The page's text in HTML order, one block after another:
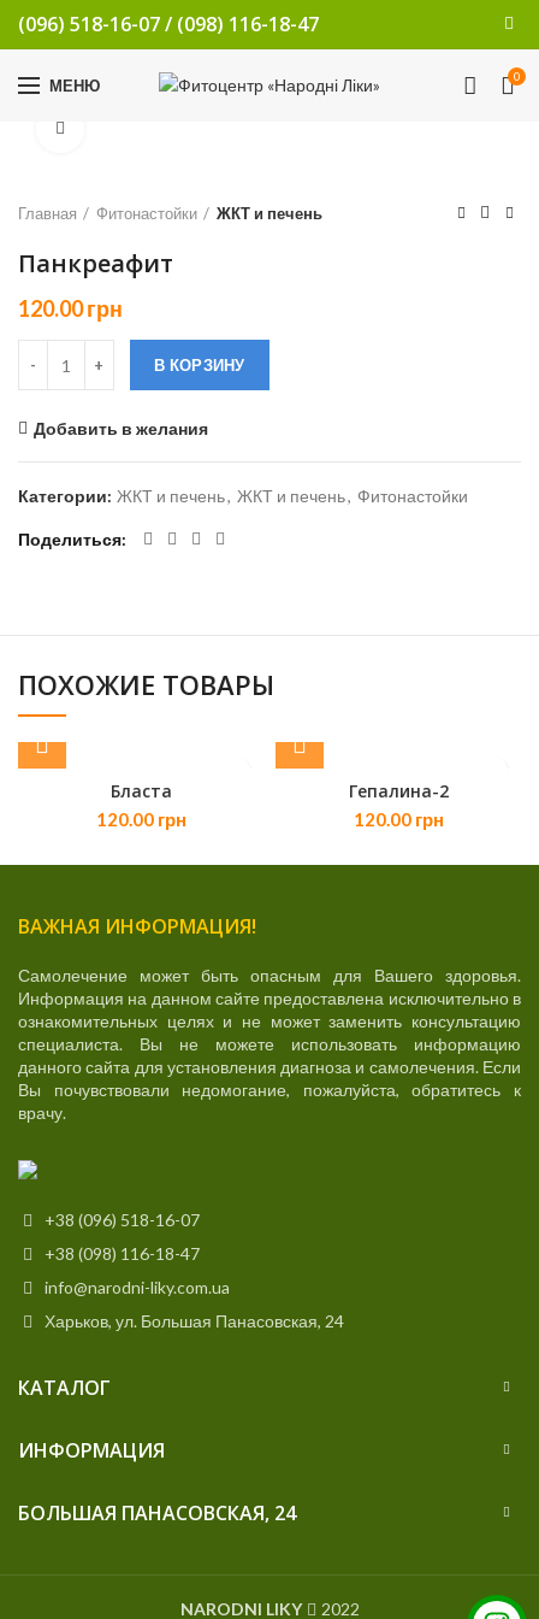
(096) 518-16-07/ (098) 116-18-47
МЕНЮ 0
Главная Фитонастойки ЖКТ и печень
Панкреафит
120.00грн
В КОРЗИНУ
Добавить в желания
Категории: ЖКТ и печень, ЖКТ и печень, Фитонастойки
Поделиться
ПОХОЖИЕ ТОВАРЫ
Бласта
120.00 грн
Гепалина-2
120.00 грн
ВАЖНАЯ ИНФОРМАЦИЯ!
Самолечение может быть опасным для Вашего здоровья.
Информация на данном сайте предоставлена исключительно в
ознакомительных целях и не может заменить консультацию
специалиста. Вы не можете использовать информацию
данного сайта для установления диагноза и самолечения. Если
Вы почувствовали недомогание, пожалуйста, обратитесь к
врачу.
+38 (096) 518-16-07
+38 (098) 116-18-47
info@narodni-liky.com.ua
Харьков, ул. Большая Панасовская, 24
КАТАЛОГ
ИНФОРМАЦИЯ
БОЛЬШАЯ ПАНАСОВСКАЯ, 24
NARODNI LIKY 2022